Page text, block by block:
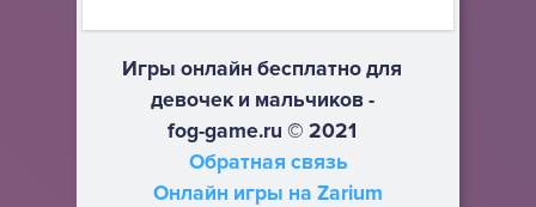
Игры онлайн бесплатно для
девочек и мальчиков -
fog-game.ru © 2021
Обратная связь
Онлайн игры на Zarium